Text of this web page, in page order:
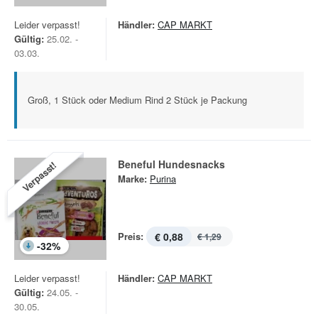
Leider verpasst!
Gültig: 25.02. -
03.03.
Händler: CAP MARKT
Groß, 1 Stück oder Medium Rind 2 Stück je Packung
Verpasst!
-32%
Beneful Hundesnacks
Marke: Purina
Preis: € 0,88 € 1,29
Leider verpasst!
Gültig: 24.05. -
30.05.
Händler: CAP MARKT